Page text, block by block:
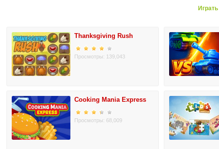
Thanksgiving Rush
Просмотры: 139,043
Cooking Mania Express
Просмотры: 68,009